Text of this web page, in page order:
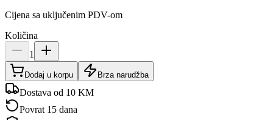
Cijena sa uključenim PDV-om
Količina
1
Dodaj u korpu Brza narudžba
Dostava od 10 KM
Povrat 15 dana